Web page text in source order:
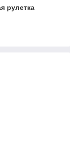
рулетка